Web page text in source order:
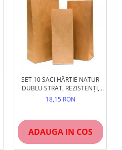
SET 10 SACI HÂRTIE NATUR
DUBLU STRAT, REZISTENȚI,
FĂRĂ MÂNER
18,15 RON
ADAUGA IN COS